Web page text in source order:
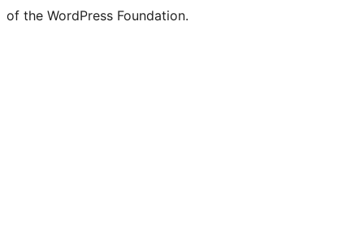
of the WordPress Foundation.